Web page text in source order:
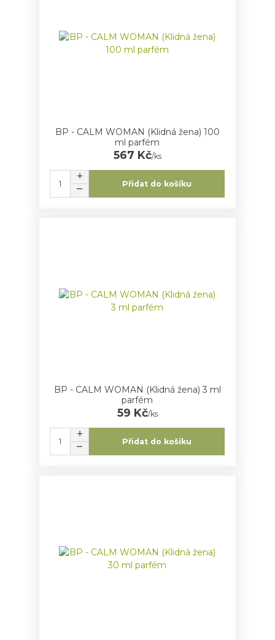
BP - CALM WOMAN (Klidná žena) 100
ml parfém
567 Kč/ks
Přidat do košíku
BP - CALM WOMAN (Klidná žena) 3 ml
parfém
59 Kč/ks
Přidat do košíku